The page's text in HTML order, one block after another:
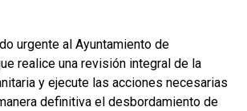
urgente al Ayuntamiento de
realice una revisión integral de la
y ejecute las acciones necesarias
definitiva el desbordamiento de